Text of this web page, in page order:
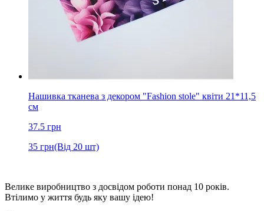
Нашивка тканева з декором "Fashion stole" квіти 21*11,5
см
37.5 грн
35 грн(Від 20 шт)
Велике виробництво з досвідом роботи понад 10 років.
Втілимо у життя будь яку вашу ідею!